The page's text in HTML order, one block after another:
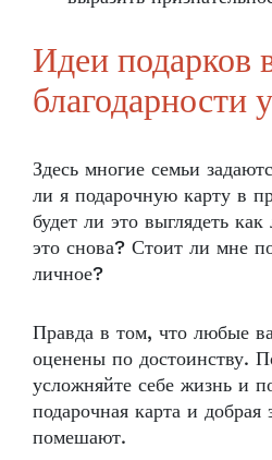
Идеи подарков
благодарности
Здесь многие семьи
ли я подарочную карту в
будет ли это выглядеть
это снова? Стоит ли мне
личное?
Правда в том, что любые
оценены по достоинству.
усложняйте себе жизнь и
подарочная карта и добрая
помешают.